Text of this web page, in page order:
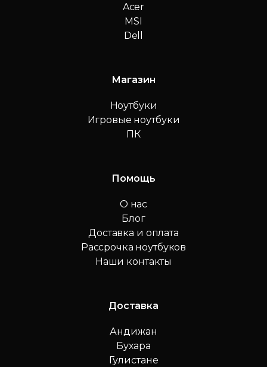
Acer
MSI
Dell
Магазин
Ноутбуки
Игровые ноутбуки
ПК
Помощь
О нас
Блог
Доставка и оплата
Рассрочка ноутбуков
Наши контакты
Доставка
Андижан
Бухара
Гулистане